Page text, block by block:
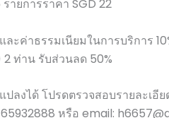
ายการราคา SGD 22
ะค่าธรรมเนียมในการบริการ
ท่าน รับส่วนลด 50%
ลงได้ โปรดตรวจสอบรายละเอี
หรือ email: